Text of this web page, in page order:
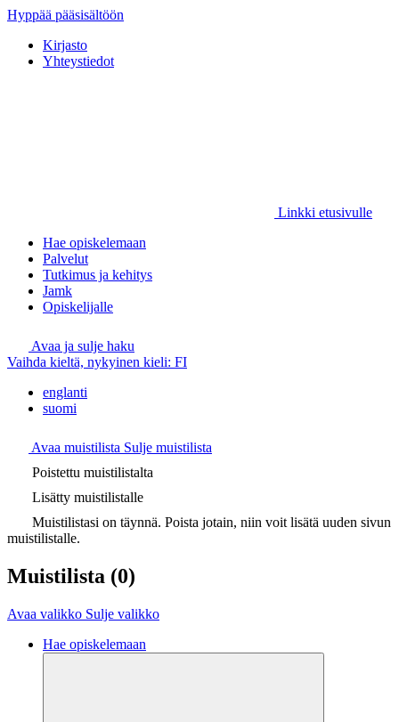
Hyppää pääsisältöön
Kirjasto
Yhteystiedot
Linkki etusivulle
Hae opiskelemaan
Palvelut
Tutkimus ja kehitys
Jamk
Opiskelijalle
Avaa ja sulje haku
Vaihda kieltä, nykyinen kieli: FI
englanti
suomi
Avaa muistilista Sulje muistilista
Poistettu muistilistalta
Lisätty muistilistalle
Muistilistasi on täynnä. Poista jotain, niin voit lisätä uuden sivun
muistilistalle.
Muistilista (0)
Avaa valikko Sulje valikko
Hae opiskelemaan